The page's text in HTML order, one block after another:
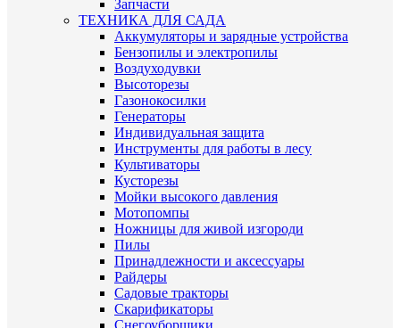
Запчасти
ТЕХНИКА ДЛЯ САДА
Аккумуляторы и зарядные устройства
Бензопилы и электропилы
Воздуходувки
Высоторезы
Газонокосилки
Генераторы
Индивидуальная защита
Инструменты для работы в лесу
Культиваторы
Кусторезы
Мойки высокого давления
Мотопомпы
Ножницы для живой изгороди
Пилы
Принадлежности и аксессуары
Райдеры
Садовые тракторы
Скарификаторы
Снегоуборщики